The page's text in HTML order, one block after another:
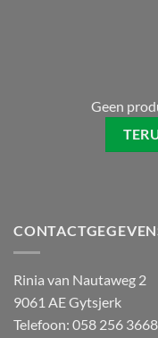
Geen
Rinia van Nautaweg 2
9061 AE Gytsjerk
Telefoon: 058 256 3668